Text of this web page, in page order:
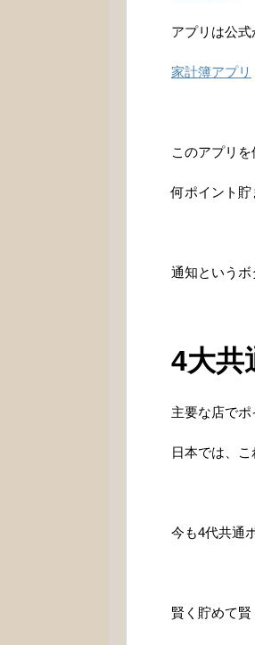
アプリは公式
家計簿アプリ
このアプリ
何ポイント貯
通知という
4大共
主要な店で
日本では、
今も4代共通
賢く貯めて